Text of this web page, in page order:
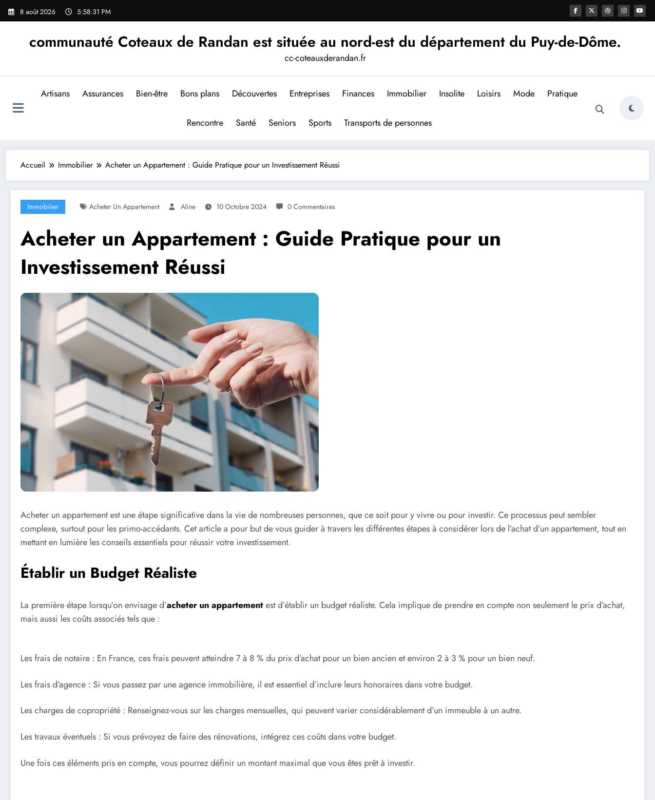
Aller
8 août 2026 5:58:32 PM
communauté Coteaux de Randan est située au nord-est du département du Puy-de-Dôme.
cc-coteauxderandan.fr
Artisans Assurances Bien-être Bons plans Découvertes Entreprises Finances Immobilier Insolite Loisirs Mode Pratique
Rencontre Santé Seniors Sports Transports de personnes
Accueil Immobilier Acheter un Appartement : Guide Pratique pour un Investissement Réussi
Immobilier Acheter Un Appartement Aline 10 Octobre 2024 0 Commentaires
Acheter un Appartement : Guide Pratique pour un
Investissement Réussi
Acheter un appartement est une étape significative dans la vie de nombreuses personnes, que ce soit pour y vivre ou pour investir. Ce processus peut sembler
complexe, surtout pour les primo-accédants. Cet article a pour but de vous guider à travers les différentes étapes à considérer lors de l’achat d’un appartement, tout en
mettant en lumière les conseils essentiels pour réussir votre investissement.
Établir un Budget Réaliste
La première étape lorsqu’on envisage d’acheter un appartementest d’établir un budget réaliste. Cela implique de prendre en compte non seulement le prix d’achat,
mais aussi les coûts associés tels que :
Les frais de notaire : En France, ces frais peuvent atteindre 7 à 8 % du prix d’achat pour un bien ancien et environ 2 à 3 % pour un bien neuf.
Les frais d’agence : Si vous passez par une agence immobilière, il est essentiel d’inclure leurs honoraires dans votre budget.
Les charges de copropriété : Renseignez-vous sur les charges mensuelles, qui peuvent varier considérablement d’un immeuble à un autre.
Les travaux éventuels : Si vous prévoyez de faire des rénovations, intégrez ces coûts dans votre budget.
Une fois ces éléments pris en compte, vous pourrez définir un montant maximal que vous êtes prêt à investir.